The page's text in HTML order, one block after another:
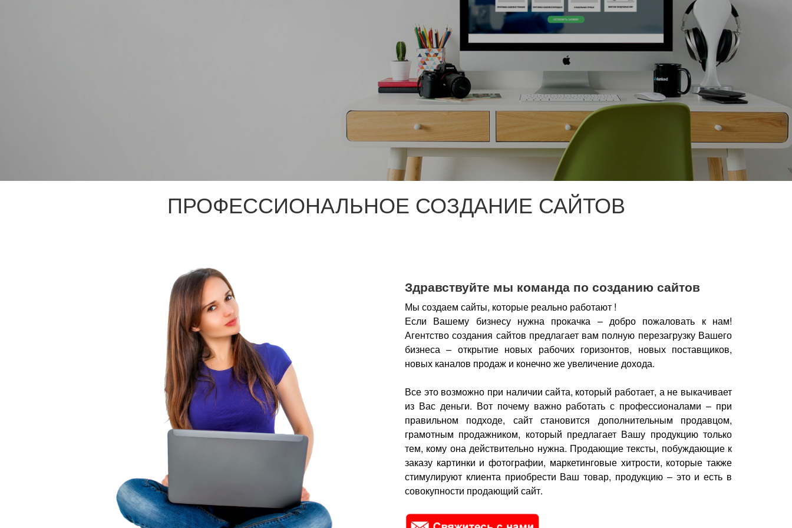
ПРОФЕССИОНАЛЬНОЕ СОЗДАНИЕ САЙТОВ
Здравствуйте мы команда по созданию сайтов
Мы создаем сайты, которые реально работают !
Если Вашему бизнесу нужна прокачка – добро пожаловать к нам!
Агентство создания сайтов предлагает вам полную перезагрузку Вашего
бизнеса – открытие новых рабочих горизонтов, новых поставщиков,
новых каналов продаж и конечно же увеличение дохода.
Все это возможно при наличии сайта, который работает, а не выкачивает
из Вас деньги. Вот почему важно работать с профессионалами – при
правильном подходе, сайт становится дополнительным продавцом,
грамотным продажником, который предлагает Вашу продукцию только
тем, кому она действительно нужна. Продающие тексты, побуждающие к
заказу картинки и фотографии, маркетинговые хитрости, которые также
стимулируют клиента приобрести Ваш товар, продукцию – это и есть в
совокупности продающий сайт.